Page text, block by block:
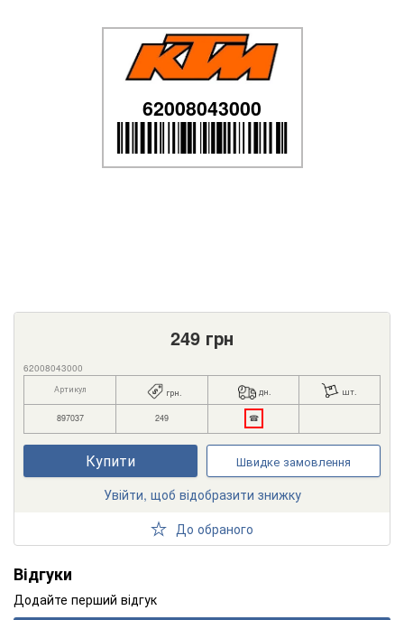
62008043000
249 грн
62008043000
Артикул грн. дн. шт.
897037 249 ☎
Купити Швидке замовлення
Увійти, щоб відобразити знижку
До обраного
Відгуки
Додайте перший відгук